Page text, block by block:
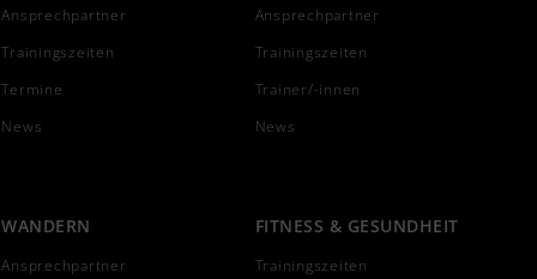
Ansprechpartner
Trainingszeiten
Termine
News
WANDERN
Ansprechpartner
Ansprechpartner
Trainingszeiten
Trainer/-innen
News
FITNESS & GESUNDHEIT
Trainingszeiten